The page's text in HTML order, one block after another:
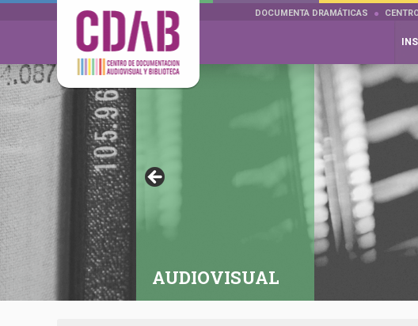
DOCUMENTA DRAMÁTICAS
AUDIOVISUAL